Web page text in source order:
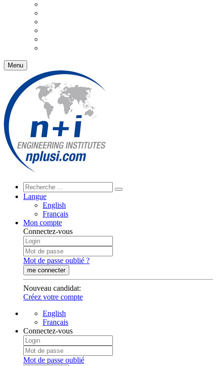
Menu
Langue
English
Français
Mon compte
Connectez-vous
Mot de passe oublié ?
me connecter
Nouveau candidat:
Créez votre compte
English
Français
Connectez-vous
Mot de passe oublié